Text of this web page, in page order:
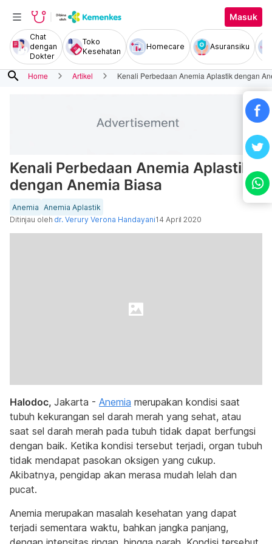
Masuk
Chat
dengan
Dokter
Toko
Kesehatan
Homecare Asuransiku
search Home Artikel Kenali Perbedaan Anemia Aplastik dengan
Kenali Perbedaan Anemia Aplastik
dengan Anemia Biasa
Anemia Anemia Aplastik
Ditinjau oleh dr. Verury Verona Handayani14 April 2020
Halodoc, Jakarta - Anemia merupakan kondisi saat
tubuh kekurangan sel darah merah yang sehat, atau
saat sel darah merah pada tubuh tidak dapat berfungsi
dengan baik. Ketika kondisi tersebut terjadi, organ tubuh
tidak mendapat pasokan oksigen yang cukup.
Akibatnya, pengidap akan merasa mudah lelah dan
pucat.
Anemia merupakan masalah kesehatan yang dapat
terjadi sementara waktu, bahkan jangka panjang,